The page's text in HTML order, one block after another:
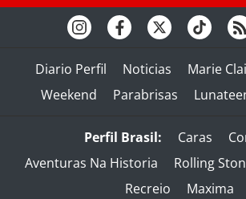
Diario Perfil Noticias Marie
Weekend
Parabrisas
Perfil Brasil: Caras
Aventuras Na Historia
Rolling
Recreio
Maxima